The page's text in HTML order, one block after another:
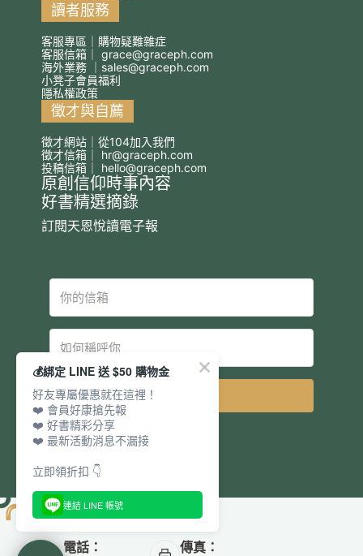
讀者服務
客服專區｜購物疑難雜症
客服信箱｜ grace@graceph.com
海外業務 ｜ sales@graceph.com
小凳子會員福利
隱私權政策
徵才與自薦
徵才網站｜從104加入我們
徵才信箱｜ hr@graceph.com
投稿信箱｜ hello@graceph.com
原創信仰時事內容
好書精選摘錄
訂閱天恩悅讀電子報
電話：
傳真：
💰綁定 LINE 送 $50 購物金
好友專屬優惠就在這裡！
❤️ 會員好康搶先報
❤️ 好書精彩分享
❤️ 最新活動消息不漏接
立即領折扣 👇
連結 LINE 帳號